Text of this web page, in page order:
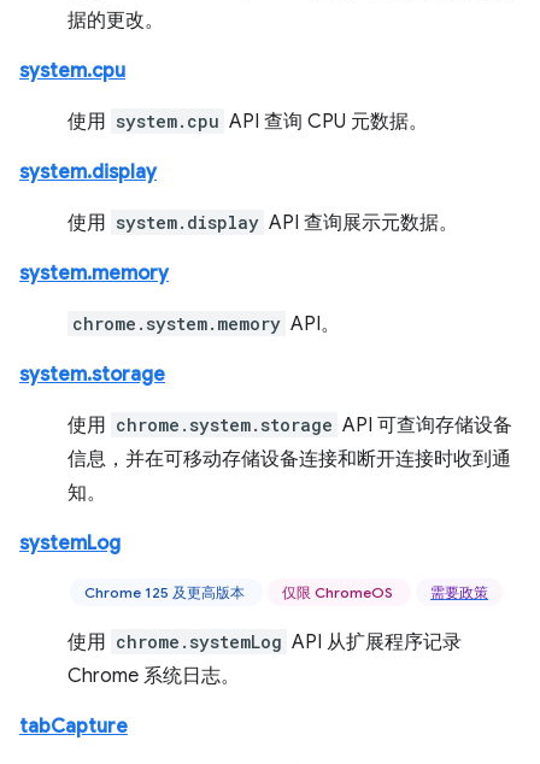
据的更改。
system.cpu
使用 system.cpu API 查询 CPU 元数据。
system.display
使用 system.display API 查询展示元数据。
system.memory
chrome.system.memory API。
system.storage
使用 chrome.system.storage API 可查询存储设备
信息，并在可移动存储设备连接和断开连接时收到通
知。
systemLog
Chrome 125 及更高版本 仅限 ChromeOS 需要政策
使用 chrome.systemLog API 从扩展程序记录
Chrome 系统日志。
tabCapture